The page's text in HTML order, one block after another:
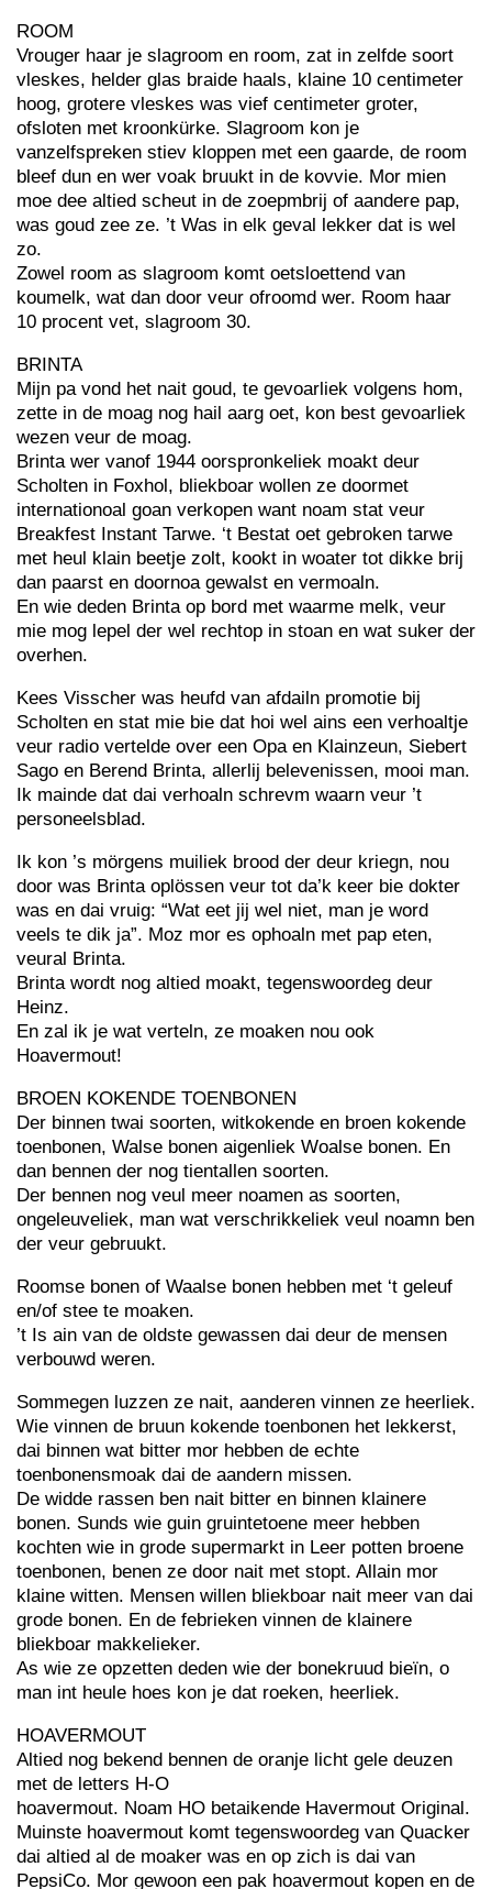
ROOM
Vrouger haar je slagroom en room, zat in zelfde soort
vleskes, helder glas braide haals, klaine 10 centimeter
hoog, grotere vleskes was vief centimeter groter,
ofsloten met kroonkürke. Slagroom kon je
vanzelfspreken stiev kloppen met een gaarde, de room
bleef dun en wer voak bruukt in de kovvie. Mor mien
moe dee altied scheut in de zoepmbrij of aandere pap,
was goud zee ze. ’t Was in elk geval lekker dat is wel
zo.
Zowel room as slagroom komt oetsloettend van
koumelk, wat dan door veur ofroomd wer. Room haar
10 procent vet, slagroom 30.
BRINTA
Mijn pa vond het nait goud, te gevoarliek volgens hom,
zette in de moag nog hail aarg oet, kon best gevoarliek
wezen veur de moag.
Brinta wer vanof 1944 oorspronkeliek moakt deur
Scholten in Foxhol, bliekboar wollen ze doormet
internationoal goan verkopen want noam stat veur
Breakfest Instant Tarwe. ‘t Bestat oet gebroken tarwe
met heul klain beetje zolt, kookt in woater tot dikke brij
dan paarst en doornoa gewalst en vermoaln.
En wie deden Brinta op bord met waarme melk, veur
mie mog lepel der wel rechtop in stoan en wat suker der
overhen.
Kees Visscher was heufd van afdailn promotie bij
Scholten en stat mie bie dat hoi wel ains een verhoaltje
veur radio vertelde over een Opa en Klainzeun, Siebert
Sago en Berend Brinta, allerlij belevenissen, mooi man.
Ik mainde dat dai verhoaln schrevm waarn veur ’t
personeelsblad.
Ik kon ’s mörgens muiliek brood der deur kriegn, nou
door was Brinta oplössen veur tot da’k keer bie dokter
was en dai vruig: “Wat eet jij wel niet, man je word
veels te dik ja”. Moz mor es ophoaln met pap eten,
veural Brinta.
Brinta wordt nog altied moakt, tegenswoordeg deur
Heinz.
En zal ik je wat verteln, ze moaken nou ook
Hoavermout!
BROEN KOKENDE TOENBONEN
Der binnen twai soorten, witkokende en broen kokende
toenbonen, Walse bonen aigenliek Woalse bonen. En
dan bennen der nog tientallen soorten.
Der bennen nog veul meer noamen as soorten,
ongeleuveliek, man wat verschrikkeliek veul noamn ben
der veur gebruukt.
Roomse bonen of Waalse bonen hebben met ‘t geleuf
en/of stee te moaken.
’t Is ain van de oldste gewassen dai deur de mensen
verbouwd weren.
Sommegen luzzen ze nait, aanderen vinnen ze heerliek.
Wie vinnen de bruun kokende toenbonen het lekkerst,
dai binnen wat bitter mor hebben de echte
toenbonensmoak dai de aandern missen.
De widde rassen ben nait bitter en binnen klainere
bonen. Sunds wie guin gruintetoene meer hebben
kochten wie in grode supermarkt in Leer potten broene
toenbonen, benen ze door nait met stopt. Allain mor
klaine witten. Mensen willen bliekboar nait meer van dai
grode bonen. En de febrieken vinnen de klainere
bliekboar makkelieker.
As wie ze opzetten deden wie der bonekruud bieïn, o
man int heule hoes kon je dat roeken, heerliek.
HOAVERMOUT
Altied nog bekend bennen de oranje licht gele deuzen
met de letters H-O
hoavermout. Noam HO betaikende Havermout Original.
Muinste hoavermout komt tegenswoordeg van Quacker
dai altied al de moaker was en op zich is dai van
PepsiCo. Mor gewoon een pak hoavermout kopen en de